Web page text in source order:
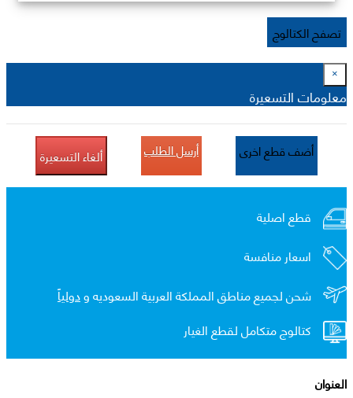
تصفح الكتالوج
×
معلومات التسعيرة
أضف قطع اخرى أرسل الطلب ألغاء التسعيرة
قطع اصلية
اسعار منافسة
شحن لجميع مناطق المملكة العربية السعوديه ودولياً
كتالوج متكامل لقطع الغيار
العنوان